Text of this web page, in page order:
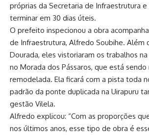
próprias da Secretaria de Infraestrutura
terminar em 30 dias úteis.
O prefeito inspecionou a obra
de Infraestrutura, Alfredo Soubihe. Além
Dourada, eles vistoriaram os trabalhos na
no Morada dos Pássaros, que está
remodelada. Ela ficará com a pista toda
padrão da ponte duplicada na Uirapuru
gestão Vilela.
Alfredo explicou: “Com as proporções
nos últimos anos, esse tipo de obra é